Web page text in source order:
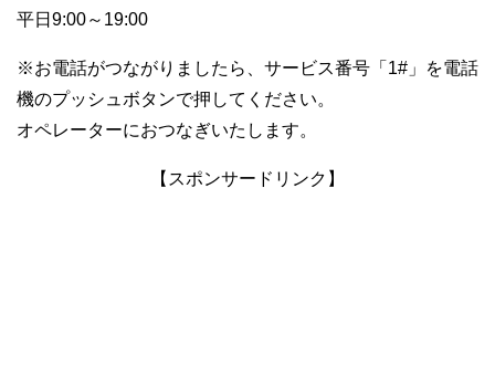
平日9:00～19:00
※お電話がつながりましたら、サービス番号「1#」を電話
機のプッシュボタンで押してください。
オペレーターにおつなぎいたします。
【スポンサードリンク】